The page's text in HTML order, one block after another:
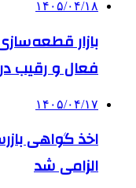
۱۴۰۵/۰۴/۱۸
فعال و رقیب
۱۴۰۵/۰۴/۱۷
اخذ گواهی
الزامی شد